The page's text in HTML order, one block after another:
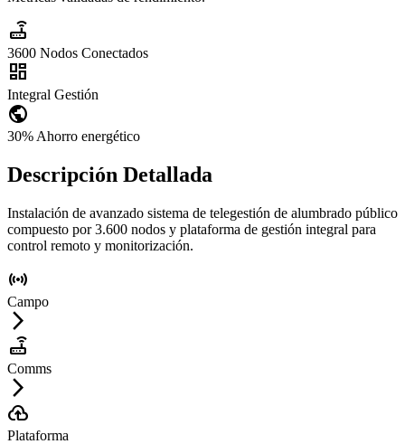
router
3600 Nodos Conectados
dashboard
Integral Gestión
public
30% Ahorro energético
Descripción Detallada
Instalación de avanzado sistema de telegestión de alumbrado público
compuesto por 3.600 nodos y plataforma de gestión integral para
control remoto y monitorización.
sensors
Campo
arrow_forward_ios
router
Comms
arrow_forward_ios
cloud_upload
Plataforma